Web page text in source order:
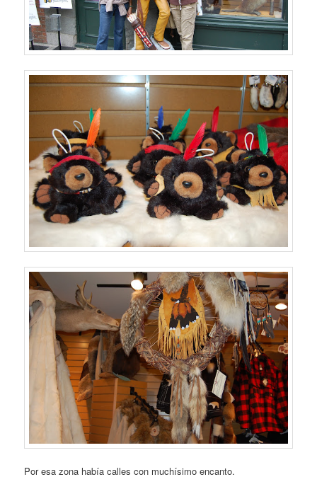
Por esa zona había calles con muchísimo encanto.